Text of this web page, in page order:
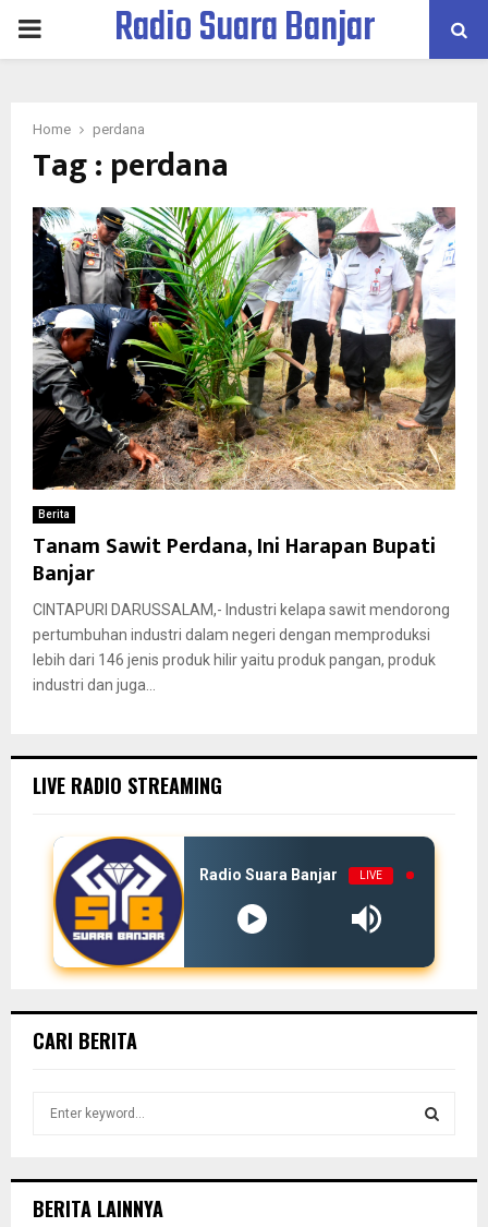
PRIMARYRadio Suara Banjar
Home perdana
Tag : perdana
Berita
Tanam Sawit Perdana, Ini Harapan Bupati
Banjar
CINTAPURI DARUSSALAM,- Industri kelapa sawit mendorong
pertumbuhan industri dalam negeri dengan memproduksi
lebih dari 146 jenis produk hilir yaitu produk pangan, produk
industri dan juga...
LIVE RADIO STREAMING
Radio Suara Banjar LIVE
CARI BERITA
h
BERITA LAINNYA